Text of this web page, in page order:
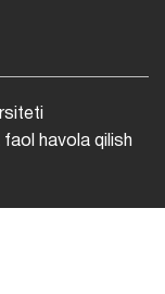
havola qilish